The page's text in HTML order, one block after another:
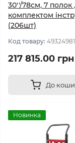
30''/78см, 7 полок
комплектом
(206шт)
Код товару:
217 815.00 грн
До
Новинка